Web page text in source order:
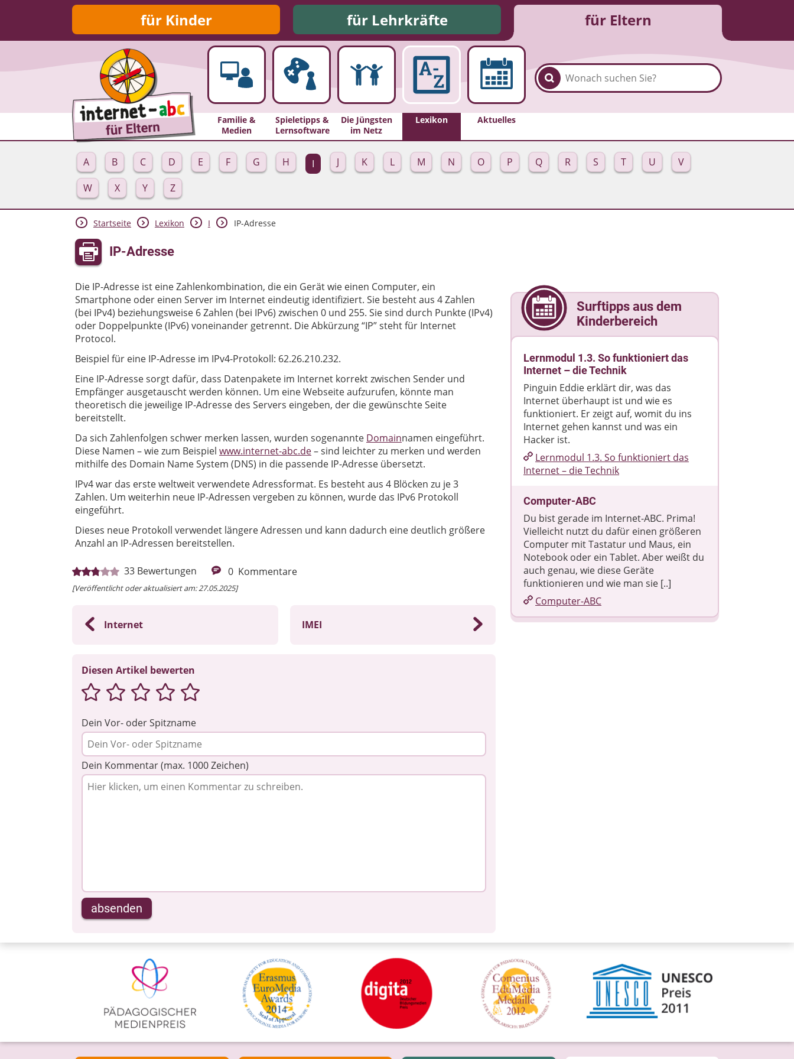
für Kinder für Lehrkräfte für Eltern
Familie &
Medien
Spieletipps &
Lernsoftware
Die Jüngsten
im Netz
Lexikon Aktuelles
A B C D E F G H I J K L M N O P Q R S T U
V
W
X Y Z
Startseite Lexikon I IP-Adresse
IP-Adresse
Die IP-Adresse ist eine Zahlenkombination, die ein Gerät wie einen Computer, ein
Smartphone oder einen Server im Internet eindeutig identifiziert. Sie besteht aus 4 Zahlen
(bei IPv4) beziehungsweise 6 Zahlen (bei IPv6) zwischen 0 und 255. Sie sind durch Punkte (IPv4)
oder Doppelpunkte (IPv6) voneinander getrennt. Die Abkürzung “IP” steht für Internet
Protocol.
Beispiel für eine IP-Adresse im IPv4-Protokoll: 62.26.210.232.
Eine IP-Adresse sorgt dafür, dass Datenpakete im Internet korrekt zwischen Sender und
Empfänger ausgetauscht werden können. Um eine Webseite aufzurufen, könnte man
theoretisch die jeweilige IP-Adresse des Servers eingeben, der die gewünschte Seite
bereitstellt.
Da sich Zahlenfolgen schwer merken lassen, wurden sogenannte Domainnamen eingeführt.
Diese Namen – wie zum Beispiel www.internet-abc.de– sind leichter zu merken und werden
mithilfe des Domain Name System (DNS) in die passende IP-Adresse übersetzt.
IPv4 war das erste weltweit verwendete Adressformat. Es besteht aus 4 Blöcken zu je 3
Zahlen. Um weiterhin neue IP-Adressen vergeben zu können, wurde das IPv6 Protokoll
eingeführt.
Dieses neue Protokoll verwendet längere Adressen und kann dadurch eine deutlich größere
Anzahl an IP-Adressen bereitstellen.
33 Bewertungen 0 Kommentare
[Veröffentlicht oder aktualisiert am: 27.05.2025]
Internet IMEI
Diesen Artikel bewerten
Dein Vor- oder Spitzname
Dein Kommentar (max. 1000 Zeichen)
absenden
Surftipps aus dem
Kinderbereich
Lernmodul 1.3. So funktioniert das
Internet – die Technik
Pinguin Eddie erklärt dir, was das
Internet überhaupt ist und wie es
funktioniert. Er zeigt auf, womit du ins
Internet gehen kannst und was ein
Hacker ist.
Lernmodul 1.3. So funktioniert das
Internet – die Technik
Computer-ABC
Du bist gerade im Internet-ABC. Prima!
Vielleicht nutzt du dafür einen größeren
Computer mit Tastatur und Maus, ein
Notebook oder ein Tablet. Aber weißt du
auch genau, wie diese Geräte
funktionieren und wie man sie [..]
Computer-ABC